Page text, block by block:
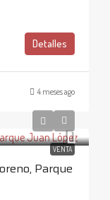
Detalles
4 meses ago
VENTA
Parque